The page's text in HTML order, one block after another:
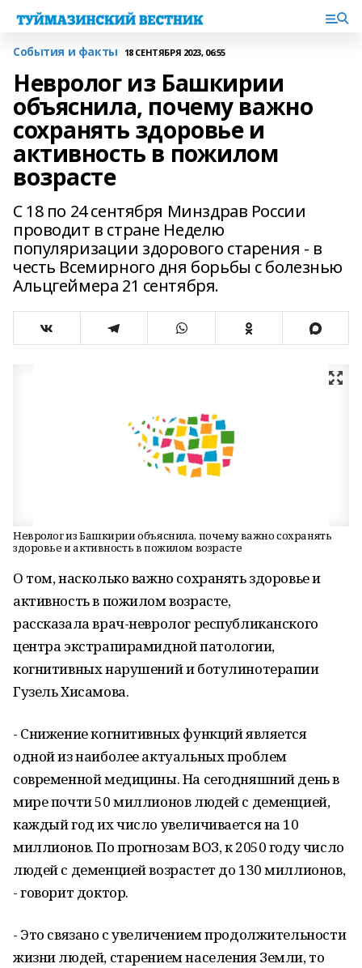
События и факты 18 СЕНТЯБРЯ 2023, 06:55
Невролог из Башкирии
объяснила, почему важно
сохранять здоровье и
активность в пожилом
возрасте
С 18 по 24 сентября Минздрав России
проводит в стране Неделю
популяризации здорового старения - в
честь Всемирного дня борьбы с болезнью
Альцгеймера 21 сентября.
Невролог из Башкирии объяснила, почему важно сохранять
здоровье и активность в пожилом возрасте
О том, насколько важно сохранять здоровье и
активность в пожилом возрасте,
рассказала врач-невролог республиканского
центра экстрапирамидной патологии,
когнитивных нарушений и ботулинотерапии
Гузель Хисамова.
- Снижение когнитивных функций является
одной из наиболее актуальных проблем
современной медицины. На сегодняшний день в
мире почти 50 миллионов людей с деменцией,
каждый год их число увеличивается на 10
миллионов. По прогнозам ВОЗ, к 2050 году число
людей с деменцией возрастет до 130 миллионов,
- говорит доктор.
- Это связано с увеличением продолжительности
жизни людей, старением населения Земли, то